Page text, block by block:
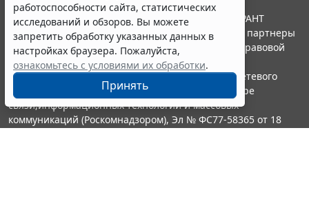
работоспособности сайта, статистических
исследований и обзоров. Вы можете
запретить обработку указанных данных в
настройках браузера. Пожалуйста,
ознакомьтесь с условиями их обработки.
Принять
© ООО "НПП "ГАРАНТ-СЕРВИС", 2026. Система ГАРАНТ
выпускается с 1990 года. Компания "Гарант" и ее партнеры
являются участниками Российской ассоциации правовой
информации ГАРАНТ.
Портал ГАРАНТ.РУ зарегистрирован в качестве сетевого
издания Федеральной службой по надзору в сфере
связи,информационных технологий и массовых
коммуникаций (Роскомнадзором), Эл № ФС77-58365 от 18